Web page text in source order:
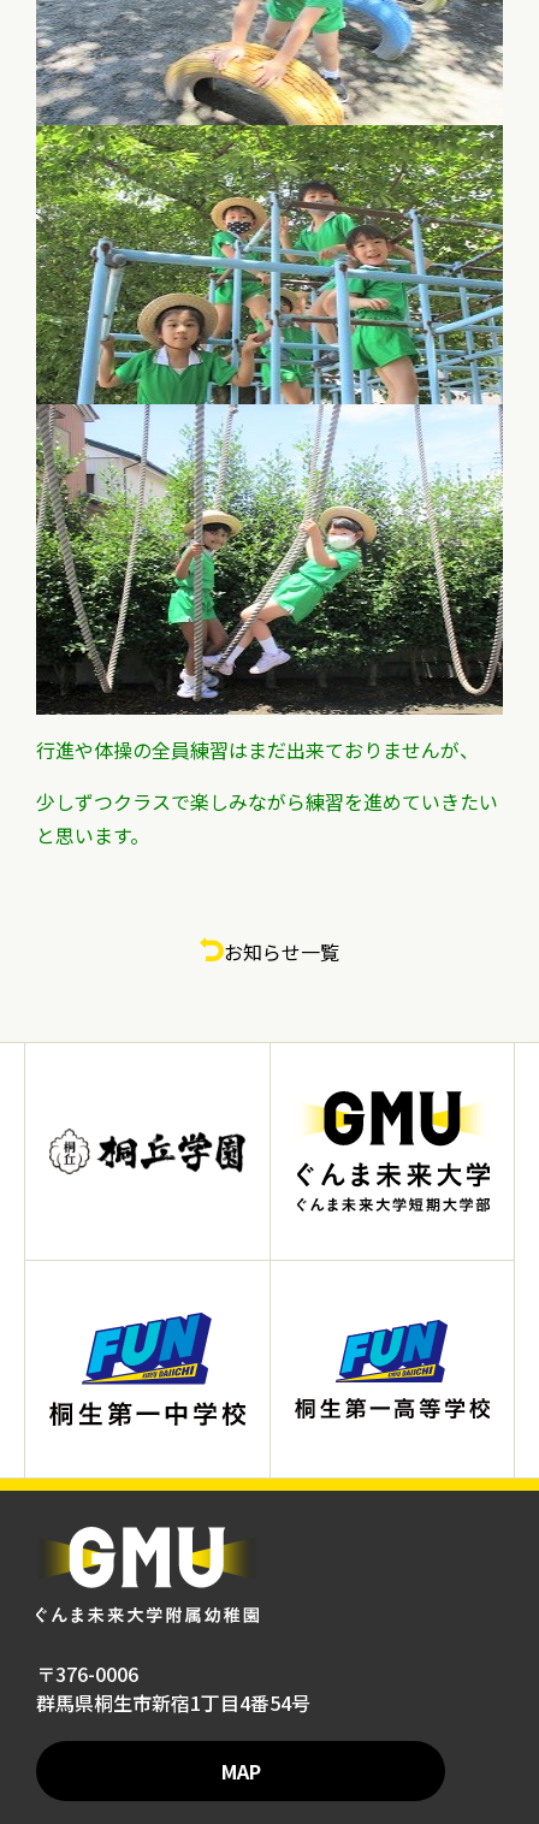
行進や体操の全員練習はまだ出来ておりませんが、
少しずつクラスで楽しみながら練習を進めていきたい
と思います。
お知らせ一覧
〒376-0006
群馬県桐生市新宿1丁目4番54号
MAP